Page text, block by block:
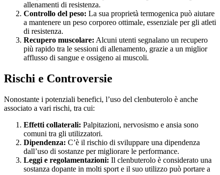
allenamenti di resistenza.
Controllo del peso: La sua proprietà termogenica può aiutare
a mantenere un peso corporeo ottimale, essenziale per gli atleti
di resistenza.
Recupero muscolare: Alcuni utenti segnalano un recupero
più rapido tra le sessioni di allenamento, grazie a un miglior
afflusso di sangue e ossigeno ai muscoli.
Rischi e Controversie
Nonostante i potenziali benefici, l’uso del clenbuterolo è anche
associato a vari rischi, tra cui:
Effetti collaterali: Palpitazioni, nervosismo e ansia sono
comuni tra gli utilizzatori.
Dipendenza: C’è il rischio di sviluppare una dipendenza
dall’uso di sostanze per migliorare le performance.
Leggi e regolamentazioni: Il clenbuterolo è considerato una
sostanza dopante in molti sport e il suo utilizzo può portare a